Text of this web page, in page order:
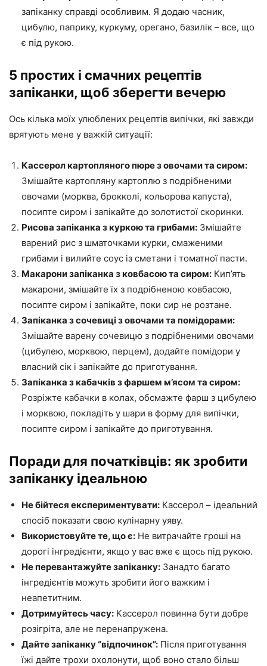
запіканку справді особливим. Я додаю часник,
цибулю, паприку, куркуму, орегано, базилік – все, що
є під рукою.
5 простих і смачних рецептів
запіканки, щоб зберегти вечерю
Ось кілька моїх улюблених рецептів випічки, які завжди
врятують мене у важкій ситуації:
Кассерол картопляного пюре з овочами та сиром:
Змішайте картопляну картоплю з подрібненими
овочами (морква, брокколі, кольорова капуста),
посипте сиром і запікайте до золотистої скоринки.
Рисова запіканка з куркою та грибами: Змішайте
варений рис з шматочками курки, смаженими
грибами і вилийте соус із сметани і томатної пасти.
Макарони запіканка з ковбасою та сиром: Кип’ять
макарони, змішайте їх з подрібненою ковбасою,
посипте сиром і запікайте, поки сир не розтане.
Запіканка з сочевиці з овочами та помідорами:
Змішайте варену сочевицю з подрібненими овочами
(цибулею, морквою, перцем), додайте помідори у
власний сік і запікайте до приготування.
Запіканка з кабачків з фаршем м’ясом та сиром:
Розріжте кабачки в колах, обсмажте фарш з цибулею
і морквою, покладіть у шари в форму для випічки,
посипте сиром і запікайте до приготування.
Поради для початківців: як зробити
запіканку ідеальною
Не бійтеся експериментувати: Кассерол – ідеальний
спосіб показати свою кулінарну уяву.
Використовуйте те, що є: Не витрачайте гроші на
дорогі інгредієнти, якщо у вас вже є щось під рукою.
Не перевантажуйте запіканку: Занадто багато
інгредієнтів можуть зробити його важким і
неапетитним.
Дотримуйтесь часу: Кассерол повинна бути добре
розігріта, але не перенапружена.
Дайте запіканку “відпочинок”: Після приготування
їжі дайте трохи охолонути, щоб воно стало більш